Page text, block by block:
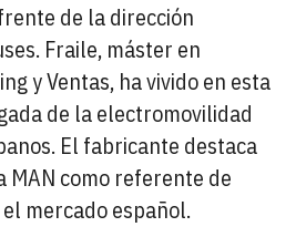
de la dirección
Fraile, máster en
y Ventas, ha vivido en esta
de la electromovilidad
El fabricante destaca
MAN como referente de
mercado español.